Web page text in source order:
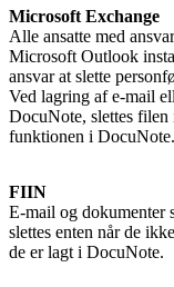
Microsoft Exchange
Alle ansatte med
Microsoft Outlook
ansvar at slette
Ved lagring af e-mail
DocuNote, slettes filen
funktionen i DocuNote.
FIIN
E-mail og dokumenter
slettes enten når de
de er lagt i DocuNote.